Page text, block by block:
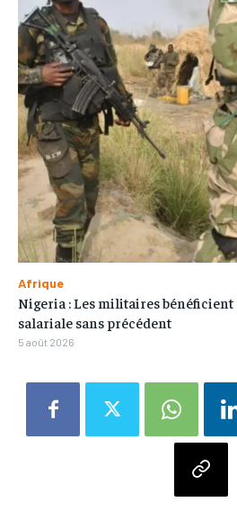
Afrique
Nigeria : Les militaires bénéficient
salariale sans précédent
5 août 2026